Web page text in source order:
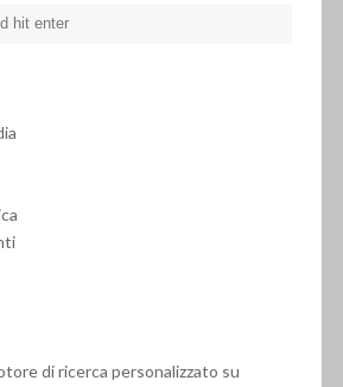
di ricerca personalizzato su